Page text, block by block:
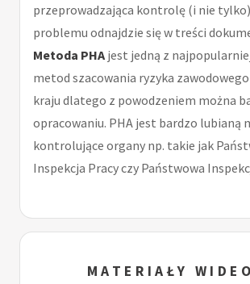
przeprowadzająca kontrolę (i nie
problemu odnajdzie się w treści
Metoda PHA jest jedną z
metod szacowania ryzyka
kraju dlatego z powodzeniem można
opracowaniu. PHA jest bardzo lubianą
kontrolujące organy np. takie jak
Inspekcja Pracy czy Państwowa
MATERIAŁY